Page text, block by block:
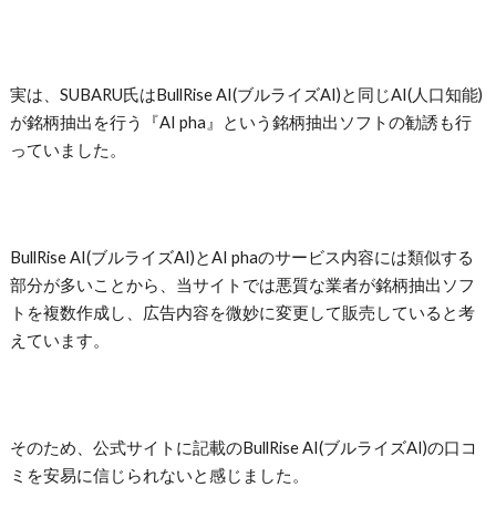
実は、SUBARU氏はBullRise AI(ブルライズAI)と同じAI(人口知能)
が銘柄抽出を行う『AI pha』という銘柄抽出ソフトの勧誘も行
っていました。
BullRise AI(ブルライズAI)とAI phaのサービス内容には類似する
部分が多いことから、当サイトでは悪質な業者が銘柄抽出ソフ
トを複数作成し、広告内容を微妙に変更して販売していると考
えています。
そのため、公式サイトに記載のBullRise AI(ブルライズAI)の口コ
ミを安易に信じられないと感じました。